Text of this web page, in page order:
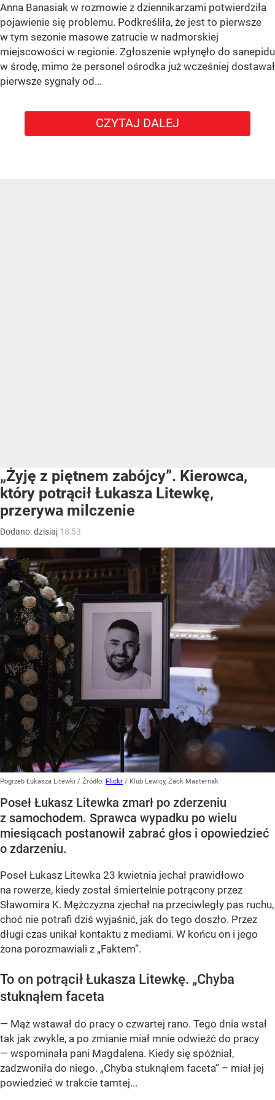
Anna Banasiak w rozmowie z dziennikarzami potwierdziła
pojawienie się problemu. Podkreśliła, że jest to pierwsze
w tym sezonie masowe zatrucie w nadmorskiej
miejscowości w regionie. Zgłoszenie wpłynęło do sanepidu
w środę, mimo że personel ośrodka już wcześniej dostawał
pierwsze sygnały od...
CZYTAJ DALEJ
„Żyję z piętnem zabójcy”. Kierowca,
który potrącił Łukasza Litewkę,
przerywa milczenie
Dodano:dzisiaj 18:53
Pogrzeb Łukasza Litewki / Źródło: Flickr / Klub Lewicy, Zack Masternak
Poseł Łukasz Litewka zmarł po zderzeniu
z samochodem. Sprawca wypadku po wielu
miesiącach postanowił zabrać głos i opowiedzieć
o zdarzeniu.
Poseł Łukasz Litewka 23 kwietnia jechał prawidłowo
na rowerze, kiedy został śmiertelnie potrącony przez
Sławomira K. Mężczyzna zjechał na przeciwległy pas ruchu,
choć nie potrafi dziś wyjaśnić, jak do tego doszło. Przez
długi czas unikał kontaktu z mediami. W końcu on i jego
żona porozmawiali z „Faktem”.
To on potrącił Łukasza Litewkę. „Chyba
stuknąłem faceta
— Mąż wstawał do pracy o czwartej rano. Tego dnia wstał
tak jak zwykle, a po zmianie miał mnie odwieźć do pracy
— wspominała pani Magdalena. Kiedy się spóźniał,
zadzwoniła do niego. „Chyba stuknąłem faceta” – miał jej
powiedzieć w trakcie tamtej...